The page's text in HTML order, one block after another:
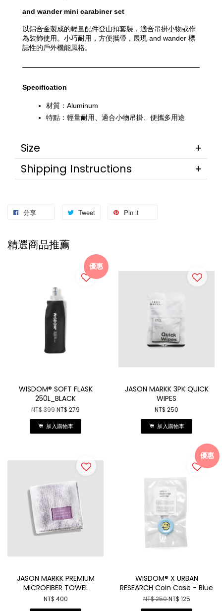
and wander mini carabiner set
以鋁合金製成的輕量配件登山扣套裝，適合吊掛小物或作
為裝飾使用。小巧耐用，方便攜帶，展現 and wander 標
誌性的戶外機能風格。
Specification
材質：Aluminum
特點：輕量耐用、適合小物吊掛、便攜多用途
Size
Shipping Instructions
分享 Tweet Pin it
精選商品推薦
優惠
WISDOM® SOFT FLASK
250L_BLACK
NT$ 399NT$ 279
加入購物車
JASON MARKK 3PK QUICK
WIPES
NT$ 250
加入購物車
JASON MARKK PREMIUM
MICROFIBER TOWEL
NT$ 400
優惠
WISDOM® X URBAN
RESEARCH Coin Case - Blue
NT$ 250NT$ 125